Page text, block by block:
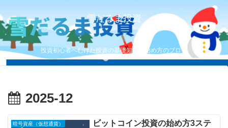
雪だるま投資
投資初心者へむけた投資の基礎知識と始め方のブログ
2025-12
暗号資産（仮想通貨）
ビットコイン投資の始め方3ステ